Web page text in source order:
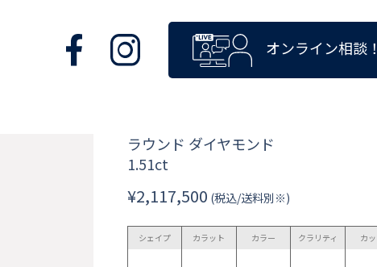
オンライン相談！
ラウンド ダイヤモンド
1.51ct
¥2,117,500 (税込/送料別※)
シェイプ カラット カラー クラリティ カ